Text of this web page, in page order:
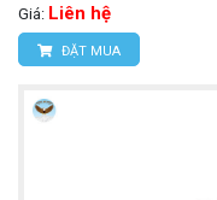
Giá: Liên hệ
ĐẶT MUA